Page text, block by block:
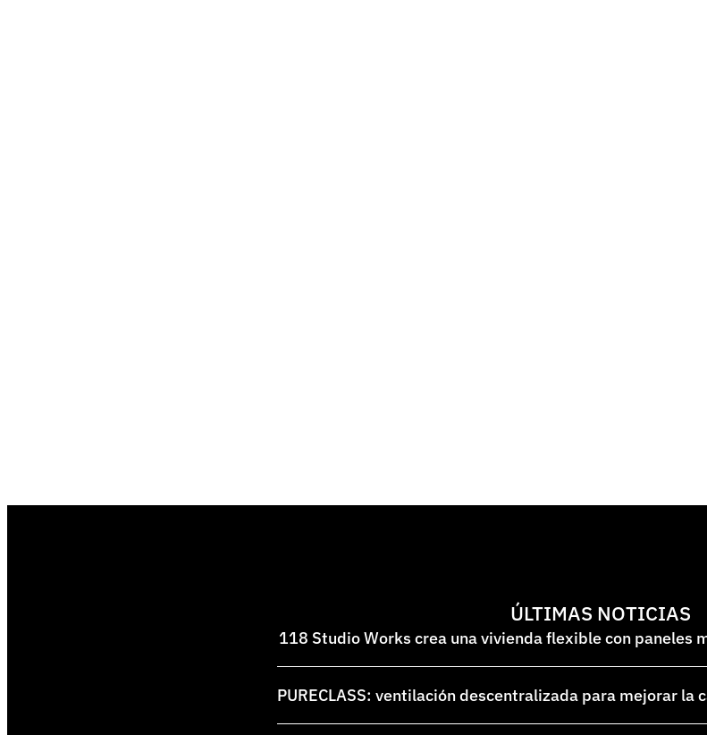
ÚLTIMAS NOTICIAS
118 Studio Works crea una vivienda flexible con paneles
PURECLASS: ventilación descentralizada para mejorar la